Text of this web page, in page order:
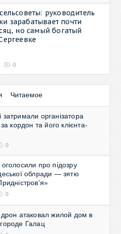
руководитель
зарабатывает почти
но самый богатый
0
Читаемое
організатора
кордон та його клієнта-
0
про підозру
облради — зятю
0
дрон атаковал жилой дом в
Галац